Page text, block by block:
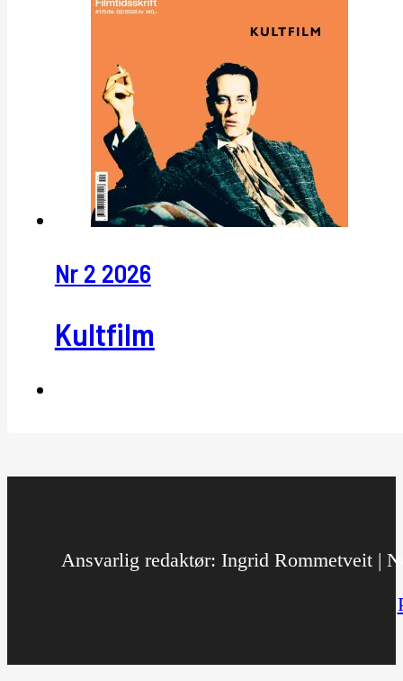
Nr 2 2026
Kultfilm
Ansvarlig redaktør: Ingrid Rommetveit |